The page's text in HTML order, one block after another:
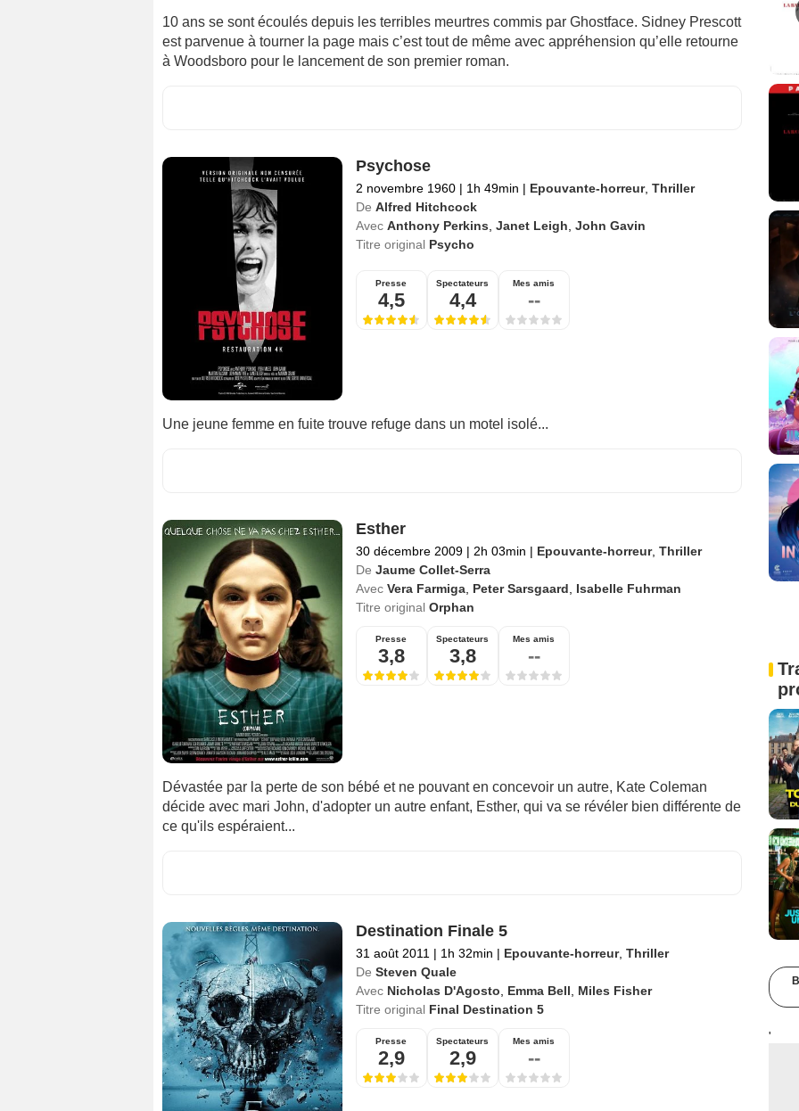
10 ans se sont écoulés depuis les terribles meurtres commis par Ghostface. Sidney Prescott
est parvenue à tourner la page mais c’est tout de même avec appréhension qu’elle retourne
à Woodsboro pour le lancement de son premier roman.
Psychose
2 novembre 1960 | 1h 49min | Epouvante-horreur, Thriller
De Alfred Hitchcock
Avec Anthony Perkins Janet Leigh John Gavin
Titre original Psycho
Presse
4,5
Spectateurs
4,4
Mes amis
--
Une jeune femme en fuite trouve refuge dans un motel isolé...
Esther
30 décembre 2009 | 2h 03min | Epouvante-horreur, Thriller
De Jaume Collet-Serra
Avec Vera Farmiga, Peter Sarsgaard
Isabelle Fuhrman
Titre original Orphan
Presse
3,8
Spectateurs
3,8
Mes amis
--
Dévastée par la perte de son bébé et ne pouvant en concevoir un autre, Kate Coleman
décide avec mari John, d'adopter un autre enfant, Esther, qui va se révéler bien différente de
ce qu'ils espéraient...
Destination Finale 5
31 août 2011 | 1h 32min | Epouvante-horreur, Thriller
De Steven Quale
Avec Nicholas D'Agosto Emma Bell
Miles Fisher
Titre original Final Destination 5
Presse
2,9
Spectateurs
2,9
Mes amis
--
'